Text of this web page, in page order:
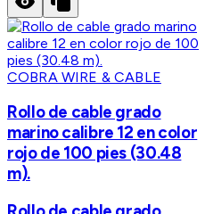
COBRA WIRE & CABLE
Rollo de cable grado
marino calibre 12 en color
rojo de 100 pies (30.48
m).